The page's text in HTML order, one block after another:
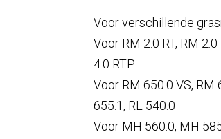
Voor verschillende
Voor RM 2.0 RT, RM 2.0
4.0 RTP
Voor RM 650.0 VS, RM
655.1, RL 540.0
Voor MH 560.0, MH